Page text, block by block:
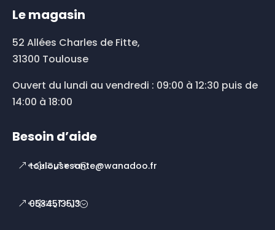
Le magasin
52 Allées Charles de Fitte,
31300 Toulouse
Ouvert du lundi au vendredi : 09:00 à 12:30 puis de
14:00 à 18:00
Besoin d’aide
toulousesante@wanadoo.fr
0534513513